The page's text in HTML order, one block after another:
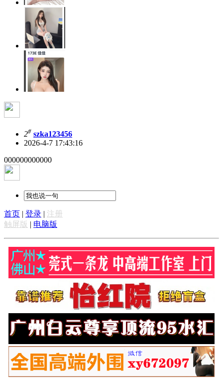
2# szka123456
2026-4-7 17:43:16
000000000000
首页 登录
注册
触屏版
电脑版